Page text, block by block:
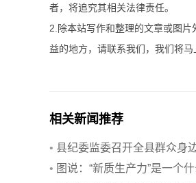
者，将追究其相关法律责任。
2.除本站写作和整理的文章或图
益的地方，请联系我们，我们将马
相关新闻推荐
• 县纪委监委召开全县群众身
治动员部署会
• 图说：“新质生产力”是一个什